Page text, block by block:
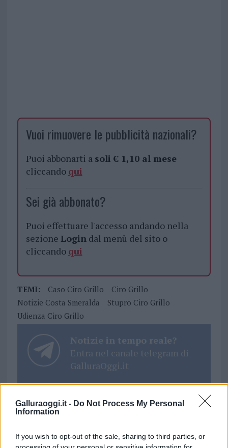
Galluraoggi.it - Do Not Process My Personal
Information
If you wish to opt-out of the sale, sharing to third parties, or
Vuoi rimuovere le pubblicità nazionali?
Puoi abbonarti a soli € 1,10 al mese
cliccando qui
Sei già abbonato?
Puoi effettuare l'accesso andando nella
sezione Logindal menù del sito o
cliccando qui
TEMI: Caso Ciro Grillo
Ciro Grillo
Notizie Costa Smeralda
Stupro Ciro Grillo
Udienza Ciro Grillo
Notizie in tempo reale?
Entra nel canale telegram di
GalluraOggi.it
Su WhatsApp al numero +39